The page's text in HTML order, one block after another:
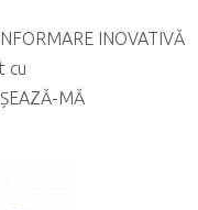
INOVATIVĂ
cu
MĂ